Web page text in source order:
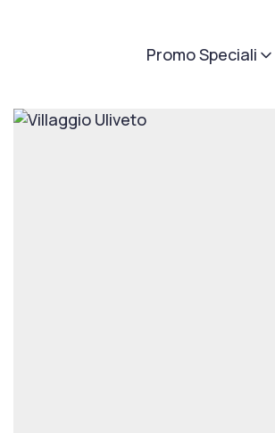
Promo Speciali